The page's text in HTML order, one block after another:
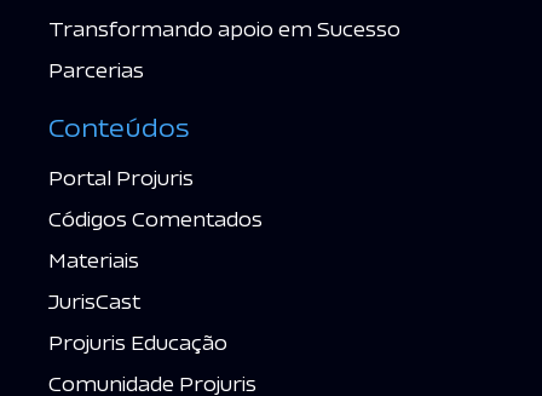
Transformando apoio em Sucesso
Parcerias
Conteúdos
Portal Projuris
Códigos Comentados
Materiais
JurisCast
Projuris Educação
Comunidade Projuris